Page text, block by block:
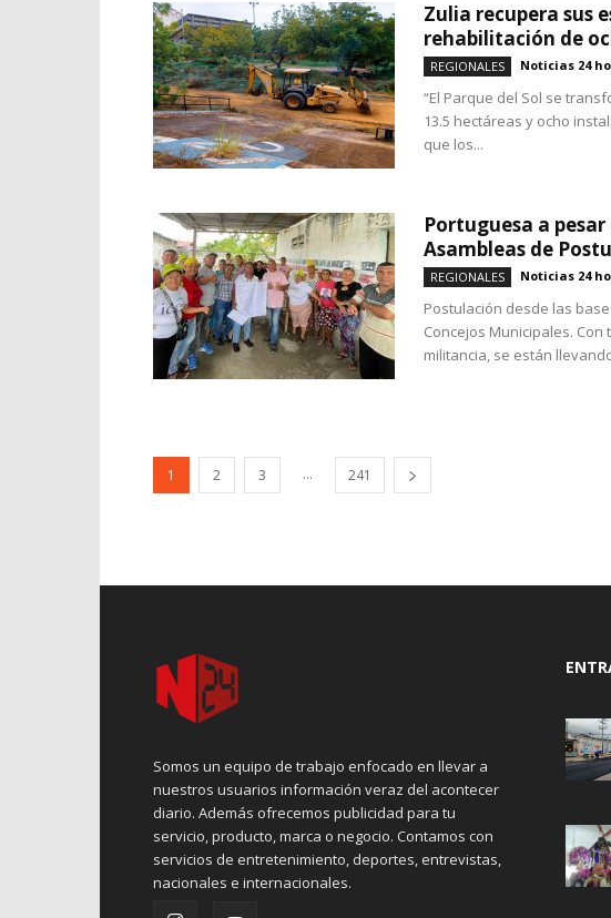
Zulia recupera sus
rehabilitación de
REGIONALES Noticias 24
“El Parque del Sol se
13.5 hectáreas y ocho
que los...
Portuguesa a
Asambleas de
REGIONALES Noticias 24
Postulación desde las
Concejos Municipales.
militancia, se están
1 2 3 ... 241
Somos un equipo de trabajo enfocado en llevar a
nuestros usuarios información veraz del acontecer
diario. Además ofrecemos publicidad para tu
servicio, producto, marca o negocio. Contamos con
servicios de entretenimiento, deportes, entrevistas,
nacionales e internacionales.